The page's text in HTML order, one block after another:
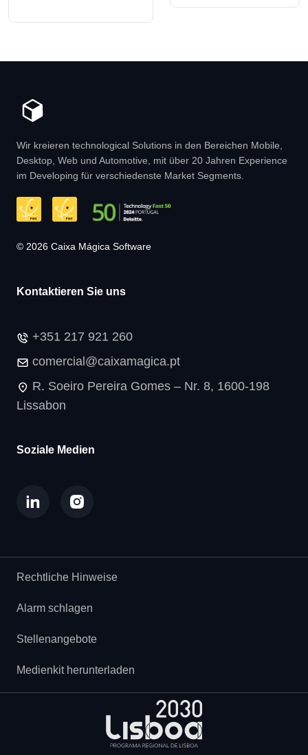
Wir kreieren technological Solutions in den Bereichen Mobile,
Desktop, Web und Automotive, mit über 20 Jahren Experience
im Developing für verschiedenste Market Segments.
© 2026 Caixa Mágica Software
Kontaktieren Sie uns
+351 217 921 260
comercial@caixamagica.pt
R. Soeiro Pereira Gomes – Nr. 8, 1600-198
Lissabon
Soziale Medien
Rechtliche Hinweise
Alarm schlagen
Stellenangebote
Medienkit herunterladen